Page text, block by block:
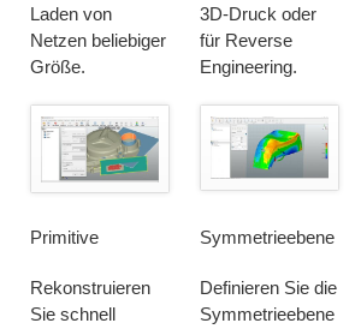
Laden von
Netzen beliebiger
Größe.
3D-Druck oder
für Reverse
Engineering.
Primitive
Rekonstruieren
Sie schnell
Symmetrieebene
Definieren Sie die
Symmetrieebene